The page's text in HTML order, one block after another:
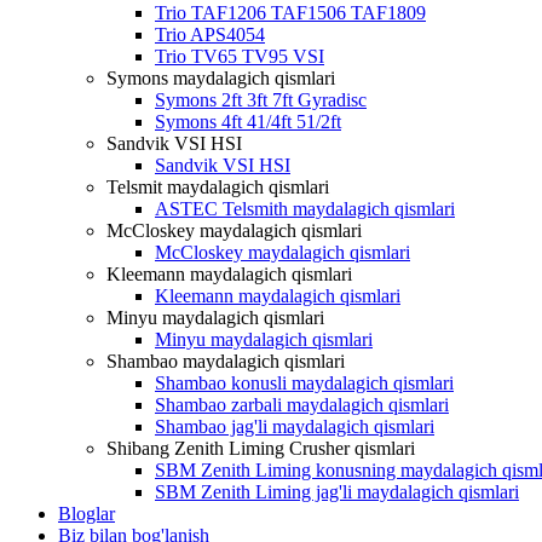
Trio TAF1206 TAF1506 TAF1809
Trio APS4054
Trio TV65 TV95 VSI
Symons maydalagich qismlari
Symons 2ft 3ft 7ft Gyradisc
Symons 4ft 41/4ft 51/2ft
Sandvik VSI HSI
Sandvik VSI HSI
Telsmit maydalagich qismlari
ASTEC Telsmith maydalagich qismlari
McCloskey maydalagich qismlari
McCloskey maydalagich qismlari
Kleemann maydalagich qismlari
Kleemann maydalagich qismlari
Minyu maydalagich qismlari
Minyu maydalagich qismlari
Shambao maydalagich qismlari
Shambao konusli maydalagich qismlari
Shambao zarbali maydalagich qismlari
Shambao jag'li maydalagich qismlari
Shibang Zenith Liming Crusher qismlari
SBM Zenith Liming konusning maydalagich
SBM Zenith Liming jag'li maydalagich qismlari
Bloglar
Biz bilan bog'lanish